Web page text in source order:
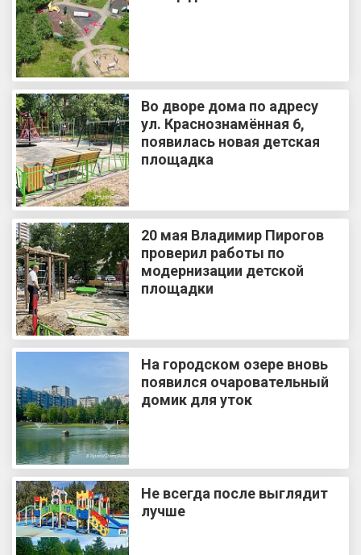
Во дворе дома по адресу
ул. Краснознамённая 6,
появилась новая детская
площадка
20 мая Владимир Пирогов
проверил работы по
модернизации детской
площадки
На городском озере вновь
появился очаровательный
домик для уток
Не всегда после выглядит
лучше